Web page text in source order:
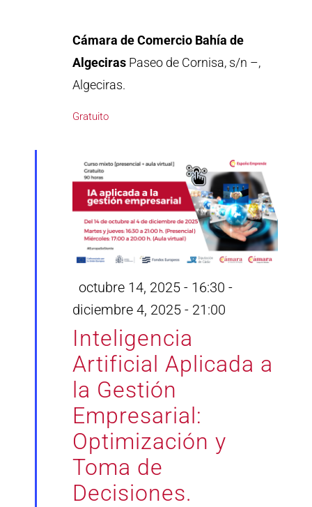
Cámara de Comercio Bahía de
Algeciras Paseo de Cornisa, s/n –,
Algeciras.
Gratuito
Inteligencia
Artificial Aplicada a
la Gestión
Empresarial:
Optimización y
Toma de
Decisiones.
Destacado
octubre 14, 2025 - 16:30 -
diciembre 4, 2025 - 21:00